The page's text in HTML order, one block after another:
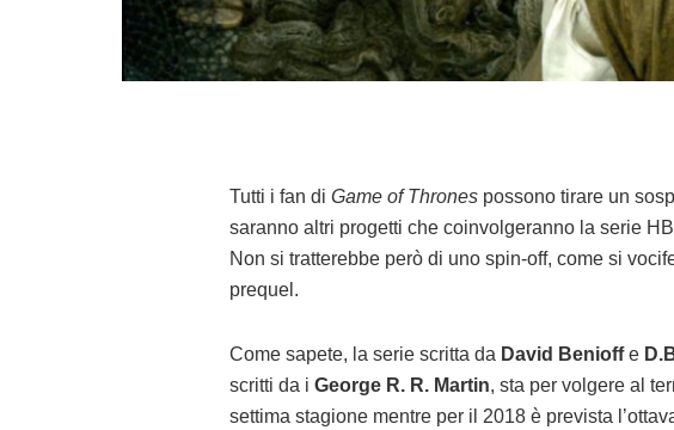
Tutti i fan di Game of Thrones possono tirare un
saranno altri progetti che coinvolgeranno la serie
Non si tratterebbe però di uno spin-off, come si
prequel.
Come sapete, la serie scritta da David Benioffe
scritti da i George R. R. Martin, sta per volgere al
settima stagione mentre per il 2018 è prevista